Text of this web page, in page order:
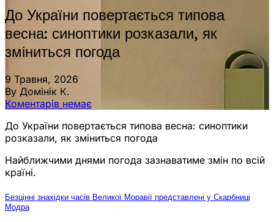
До України повертається типова
весна: синоптики розказали, як
зміниться погода
9 Травня, 2026
By Домінік К.
Коментарів немає
До України повертається типова весна: синоптики
розказали, як зміниться погода
Найближчими днями погода зазнаватиме змін по всій
країні.
Безцінні знахідки часів Великої Моравії представлені у Скарбниці
Модра